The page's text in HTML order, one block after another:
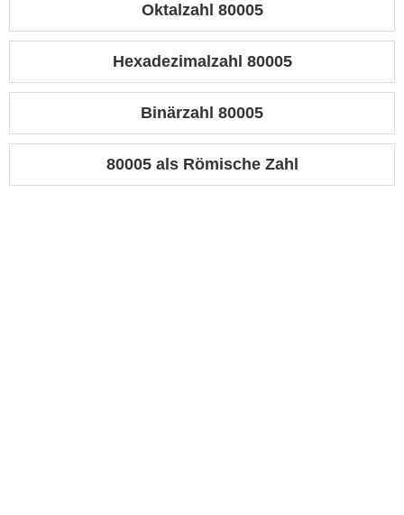
Oktalzahl 80005
Hexadezimalzahl 80005
Binärzahl 80005
80005 als Römische Zahl